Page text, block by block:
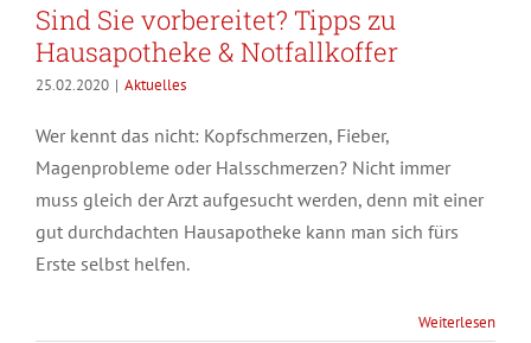
Sind Sie vorbereitet? Tipps zu
Hausapotheke & Notfallkoffer
25.02.2020 | Aktuelles
Wer kennt das nicht: Kopfschmerzen, Fieber,
Magenprobleme oder Halsschmerzen? Nicht immer
muss gleich der Arzt aufgesucht werden, denn mit einer
gut durchdachten Hausapotheke kann man sich fürs
Erste selbst helfen.
Weiterlesen